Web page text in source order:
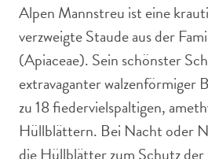
Alpen Mannstreu ist eine
verzweigte Staude aus der
(Apiaceae). Sein schönster
extravaganter walzenförmiger
zu 18 fiedervielspaltigen,
Hüllblättern. Bei Nacht oder
die Hüllblätter zum Schutz